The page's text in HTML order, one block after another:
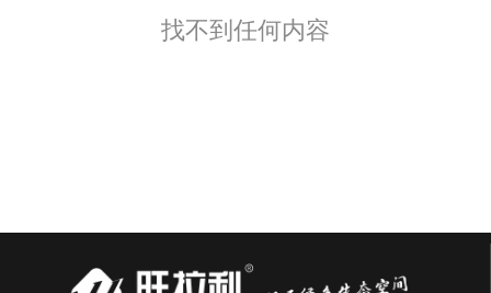
找不到任何内容